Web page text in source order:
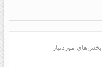
بخش‌های موردنیاز